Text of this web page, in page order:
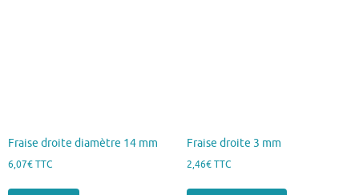
Fraise droite diamètre 14 mm
6,07€ TTC
Fraise droite 3 mm
2,46€ TTC